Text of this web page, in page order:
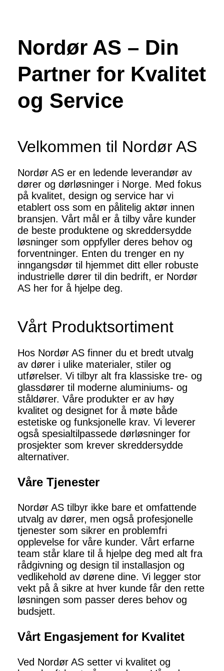
Nordør AS – Din
Partner for Kvalitet
og Service
Velkommen til Nordør AS
Nordør AS er en ledende leverandør av
dører og dørløsninger i Norge. Med fokus
på kvalitet, design og service har vi
etablert oss som en pålitelig aktør innen
bransjen. Vårt mål er å tilby våre kunder
de beste produktene og skreddersydde
løsninger som oppfyller deres behov og
forventninger. Enten du trenger en ny
inngangsdør til hjemmet ditt eller robuste
industrielle dører til din bedrift, er Nordør
AS her for å hjelpe deg.
Vårt Produktsortiment
Hos Nordør AS finner du et bredt utvalg
av dører i ulike materialer, stiler og
utførelser. Vi tilbyr alt fra klassiske tre- og
glassdører til moderne aluminiums- og
ståldører. Våre produkter er av høy
kvalitet og designet for å møte både
estetiske og funksjonelle krav. Vi leverer
også spesialtilpassede dørløsninger for
prosjekter som krever skreddersydde
alternativer.
Våre Tjenester
Nordør AS tilbyr ikke bare et omfattende
utvalg av dører, men også profesjonelle
tjenester som sikrer en problemfri
opplevelse for våre kunder. Vårt erfarne
team står klare til å hjelpe deg med alt fra
rådgivning og design til installasjon og
vedlikehold av dørene dine. Vi legger stor
vekt på å sikre at hver kunde får den rette
løsningen som passer deres behov og
budsjett.
Vårt Engasjement for Kvalitet
Ved Nordør AS setter vi kvalitet og